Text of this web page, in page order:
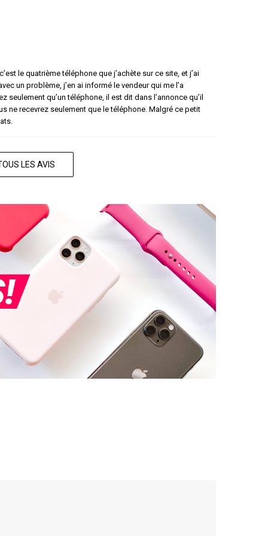
le quatrième téléphone que j’achète sur ce site, et j’ai
un problème, j’en ai informé le vendeur qui me l’a
qu’un téléphone, il est dit dans l’annonce qu’il
ne recevrez seulement que le téléphone. Malgré ce petit
LES AVIS